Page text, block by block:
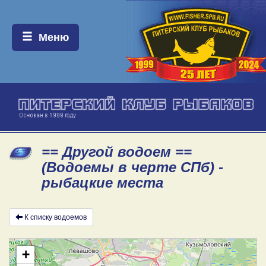
Меню:
Меню
== Другой водоем ==
(Водоемы в черте СПб) -
рыбацкие места
К списку водоемов
+